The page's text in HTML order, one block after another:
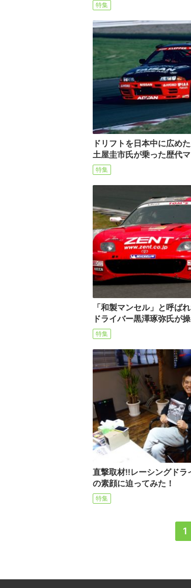
特集
ドリフトを日本中に広め
土屋圭市氏が乗った歴代
特集
「和製マンセル」と呼ば
ドライバー黒澤琢弥氏が
特集
直撃取材!!レーシングドラ
の素顔に迫ってみた！
特集
1